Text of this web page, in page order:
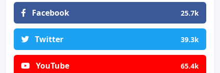
Facebook 25.7k
Twitter 39.3k
YouTube 65.4k